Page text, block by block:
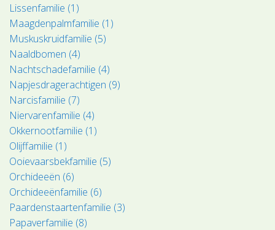
Lissenfamilie (1)
Maagdenpalmfamilie (1)
Muskuskruidfamilie (5)
Naaldbomen (4)
Nachtschadefamilie (4)
Napjesdragerachtigen (9)
Narcisfamilie (7)
Niervarenfamilie (4)
Okkernootfamilie (1)
Olijffamilie (1)
Ooievaarsbekfamilie (5)
Orchideeën (6)
Orchideeënfamilie (6)
Paardenstaartenfamilie (3)
Papaverfamilie (8)